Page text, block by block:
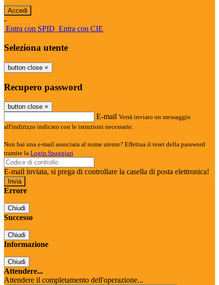
-
Entra con SPID Entra con CIE
Seleziona utente
button close ×
Recupero password
button close ×
E-mail Verrà inviato un messaggio
all'indirizzo indicato con le istruzioni necessarie.
Non hai una e-mail associata al nome utente? Effettua il reset della password
tramite la Login Spaggiari
E-mail inviata, si prega di controllare la casella di posta elettronica!
Errore
Chiudi
Successo
Chiudi
Informazione
Chiudi
Attendere...
Attendere il completamento dell'operazione...